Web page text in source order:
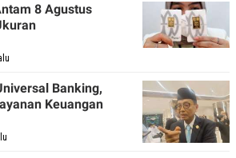
8 Agustus
Banking,
Keuangan